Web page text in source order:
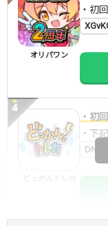
オリパワン
・初
・初
・下